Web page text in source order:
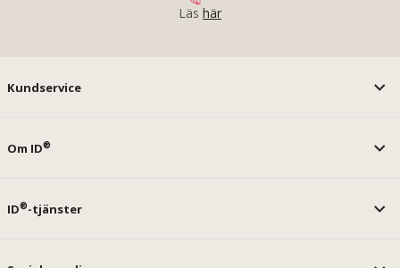
Läs här
Kundservice
Om ID®
ID®-tjänster